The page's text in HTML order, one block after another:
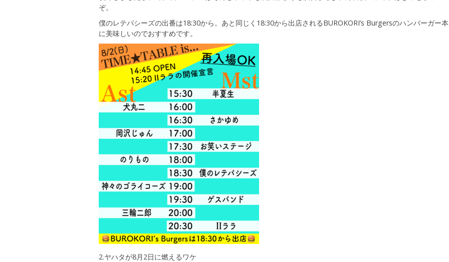
ぞ。
僕のレテパシーズの出番は18:30から。あと同じく18:30から出店されるBUROKORI’s Burgersのハンバーガー
に美味しいのでおすすめです。
2.ヤハタが8月2日に燃えるワケ